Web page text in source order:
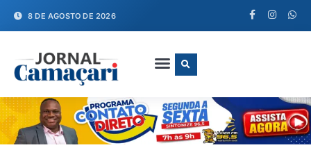
8 DE AGOSTO DE 2026